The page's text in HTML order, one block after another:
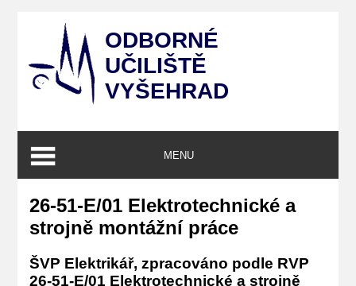
ODBORNÉ
UČILIŠTĚ
VYŠEHRAD
MENU
26-51-E/01 Elektrotechnické a
strojně montážní práce
ŠVP Elektrikář,zpracováno podle RVP
26-51-E/01 Elektrotechnické a strojně